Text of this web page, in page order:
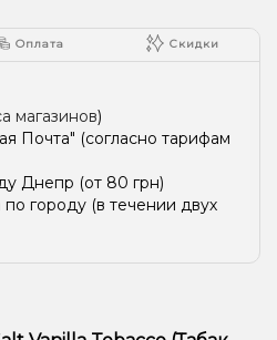
Оплата Скидки
магазинов)
Почта" (согласно тарифам
Днепр (от 80 грн)
городу (в течении двух